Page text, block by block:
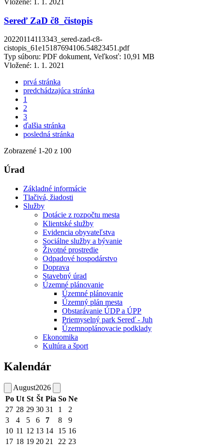
Sereď ZaD č8_čistopis
20220114113343_sered-zad-c8-
cistopis_61e15187694106.54823451.pdf
Typ súboru: PDF dokument, Veľkosť: 10,91 MB
Vložené: 1. 1. 2021
prvá stránka
predchádzajúca stránka
1
2
3
ďalšia stránka
posledná stránka
Zobrazené 1-20 z 100
Úrad
Základné informácie
Tlačivá, žiadosti
Služby
Dotácie z rozpočtu mesta
Klientské služby
Evidencia obyvateľstva
Sociálne služby a bývanie
Životné prostredie
Odpadové hospodárstvo
Doprava
Stavebný úrad
Územné plánovanie
Územné plánovanie
Územný plán mesta
Obstarávanie ÚDP a ÚPP
Priemyselný park Sereď - Juh
Územnoplánovacie podklady
Ekonomika
Kultúra a šport
Kalendár
August2026
Po Ut St Št Pia So Ne
27 28 29 30 31 1
2
3
4 5 6 7 8
9
10 11 12 13 14 15 16
17 18 19 20 21 22 23